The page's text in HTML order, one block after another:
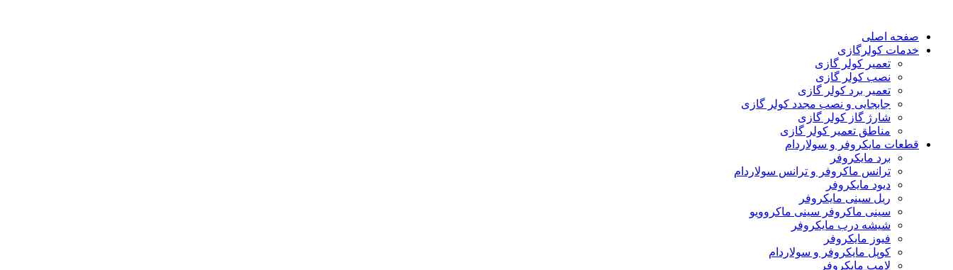
صفحه اصلی
خدمات کولرگازی
تعمیر کولر گازی
نصب کولر گازی
تعمیر برد کولر گازی
جابجایی و نصب مجدد کولر گازی
شارژ گاز کولر گازی
مناطق تعمیر کولر گازی
قطعات مایکروفر و سولاردام
برد مایکروفر
ترانس ماکروفر و ترانس سولاردام
دیود مایکروفر
ریل سینی مایکروفر
سینی ماکروفر سینی ماکروویو
شیشه درب مایکروفر
فیوز مایکروفر
کوپل مایکروفر و سولاردام
لامپ مایکروفر